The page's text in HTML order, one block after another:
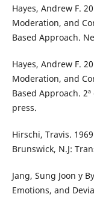
Hayes, Andrew F.
Moderation, and
Based Approach.
Hayes, Andrew F.
Moderation, and
Based Approach.
press.
Hirschi, Travis.
Brunswick, N.J:
Jang, Sung Joon y
Emotions, and